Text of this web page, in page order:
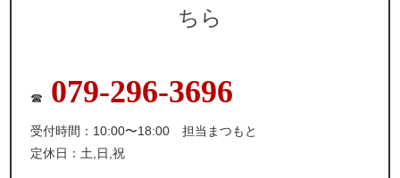
ちら
☎ 079-296-3696
受付時間：10:00〜18:00 担当まつもと
定休日：土,日,祝